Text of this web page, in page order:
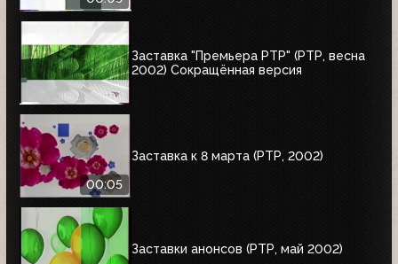
Заставка "Премьера РТР" (РТР, весна
2002) Сокращённая версия
00:05
Заставка к 8 марта (РТР, 2002)
Заставки анонсов (РТР, май 2002)